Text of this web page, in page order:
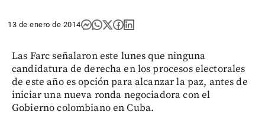
13 de enero de 2014
Las Farc señalaron este lunes que ninguna
candidatura de derecha en los procesos electorales
de este año es opción para alcanzar la paz, antes de
iniciar una nueva ronda negociadora con el
Gobierno colombiano en Cuba.